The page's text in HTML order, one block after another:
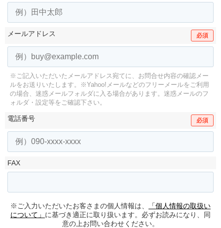
メールアドレス 必須
※ご記入いただいたメールアドレス宛てに、お問合せ内容の確認メー
ルをお送りいたします。
※Yahoo!メールなどのフリーメールをご利用
の場合、迷惑メールフォルダに入る場合があります。 迷惑メールのフ
ォルダ・設定等をご確認下さい。
電話番号 必須
FAX
※ご入力いただいたお客さまの個人情報は、
「個人情報の取扱い
について」 に基づき適正に取り扱います。必ずお読みになり、同
意の上お問い合わせください。